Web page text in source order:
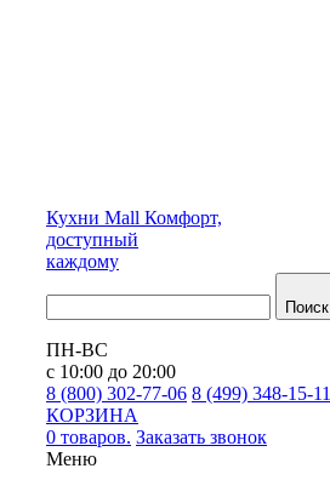
Кухни Mall Комфорт,
доступный
каждому
Поиск
ПН-ВС
с 10:00 до 20:00
8 (800) 302-77-06 8 (499) 348-15-11
КОРЗИНА
0 товаров. Заказать звонок
Меню